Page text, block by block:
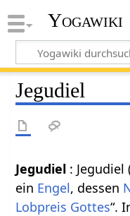
Yogawiki
Jegudiel
Jegudiel : Jegudiel
ein Engel, dessen
Lobpreis Gottes“.